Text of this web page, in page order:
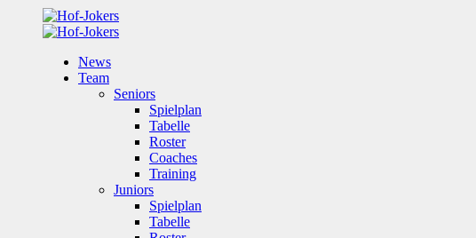
News
Team
Seniors
Spielplan
Tabelle
Roster
Coaches
Training
Juniors
Spielplan
Tabelle